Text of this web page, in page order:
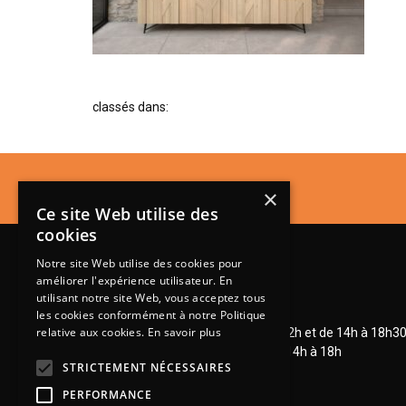
classés dans:
Lundi de 14h à 18h30
Mardi à vendredi de 9h à 12h et de 14h à 18h30
Samedi de 9h à 12h et de 14h à 18h
×
Ce site Web utilise des
cookies
Notre site Web utilise des cookies pour
améliorer l'expérience utilisateur. En
utilisant notre site Web, vous acceptez tous
les cookies conformément à notre Politique
relative aux cookies. En savoir plus
STRICTEMENT NÉCESSAIRES
PERFORMANCE